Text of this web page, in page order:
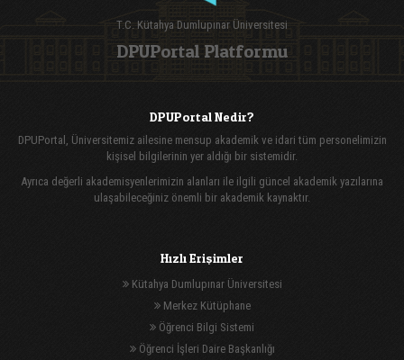
T.C. Kütahya Dumlupınar Üniversitesi
DPUPortal Platformu
DPUPortal Nedir?
DPUPortal, Üniversitemiz ailesine mensup akademik ve idari tüm personelimizin
kişisel bilgilerinin yer aldığı bir sistemidir.
Ayrıca değerli akademisyenlerimizin alanları ile ilgili güncel akademik yazılarına
ulaşabileceğiniz önemli bir akademik kaynaktır.
Hızlı Erişimler
Kütahya Dumlupınar Üniversitesi
Merkez Kütüphane
Öğrenci Bilgi Sistemi
Öğrenci İşleri Daire Başkanlığı